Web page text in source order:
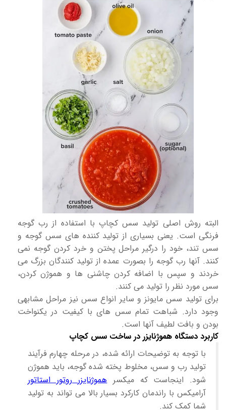
البته روش اصلی تولید سس کچاپ با استفاده از رب گوجه
فرنگی است. یعنی بسیاری از تولید کننده های سس گوجه و
سس تند، خود را درگیر مراحل پختن و خرد کردن گوجه نمی
کنند. آنها رب گوجه را بصورت عمده از تولید کنندگان بزرگ می
خردند و سپس با اضافه کردن چاشنی ها و هموژن کردن،
سس مورد نظر را تولید می کنند.
برای تولید سس مایونز و سایر انواع سس نیز مراحل مشابهی
وجود دارد. شباهت تمام سس های با کیفیت در یکنواخت
بودن و بافت لطیف آنها است.
کاربرد دستگاه هموژنایزر در ساخت سس کچاپ
با توجه به توضیحات ارائه شده، در مرحله چهارم فرآیند
تولید رب و سس، مخلوط پخته شده گوجه، باید هموژن
شود. اینجاست که میکسرهموژنایزر روتور استاتور
آرامیکس با راندمان کارکرد بسیار بالا می تواند به تولید
شما کمک کند.